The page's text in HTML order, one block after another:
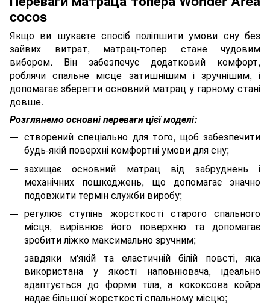
cocos
Якщо ви шукаєте спосіб поліпшити умови сну без
зайвих витрат, матрац-топер стане чудовим
вибором. Він забезпечує додатковий комфорт,
роблячи спальне місце затишнішим і зручнішим, і
допомагає зберегти основний матрац у гарному стані
довше.
Розглянемо основні переваги цієї моделі:
створений спеціально для того, щоб забезпечити
будь-якій поверхні комфортні умови для сну;
захищає основний матрац від забруднень і
механічних пошкоджень, що допомагає значно
подовжити термін служби виробу;
регулює ступінь жорсткості старого спального
місця, вирівнює його поверхню та допомагає
зробити ліжко максимально зручним;
завдяки м'якій та еластичній білій повсті, яка
використана у якості наповнювача, ідеально
адаптується до форми тіла, а кококсова койра
надає більшої жорсткості спальному місцю;